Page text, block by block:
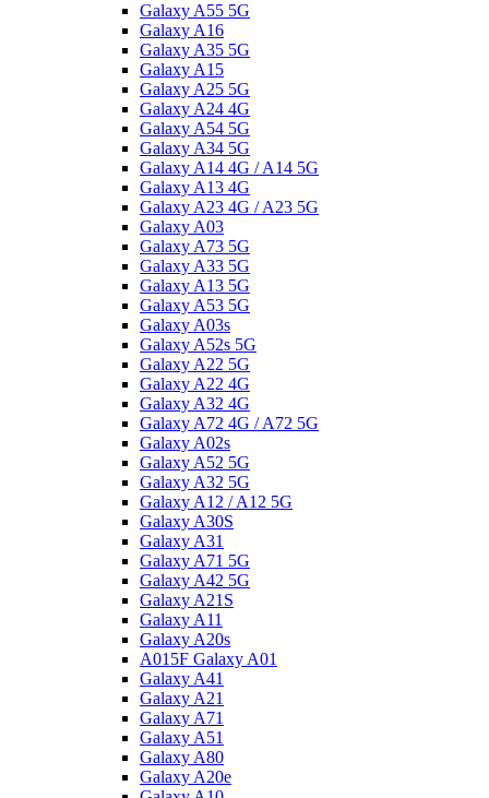
Galaxy A55 5G
Galaxy A16
Galaxy A35 5G
Galaxy A15
Galaxy A25 5G
Galaxy A24 4G
Galaxy A54 5G
Galaxy A34 5G
Galaxy A14 4G / A14 5G
Galaxy A13 4G
Galaxy A23 4G / A23 5G
Galaxy A03
Galaxy A73 5G
Galaxy A33 5G
Galaxy A13 5G
Galaxy A53 5G
Galaxy A03s
Galaxy A52s 5G
Galaxy A22 5G
Galaxy A22 4G
Galaxy A32 4G
Galaxy A72 4G / A72 5G
Galaxy A02s
Galaxy A52 5G
Galaxy A32 5G
Galaxy A12 / A12 5G
Galaxy A30S
Galaxy A31
Galaxy A71 5G
Galaxy A42 5G
Galaxy A21S
Galaxy A11
Galaxy A20s
A015F Galaxy A01
Galaxy A41
Galaxy A21
Galaxy A71
Galaxy A51
Galaxy A80
Galaxy A20e